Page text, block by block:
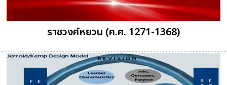
ราชวงศ์หยวน (ค.ศ. 1271-1368)